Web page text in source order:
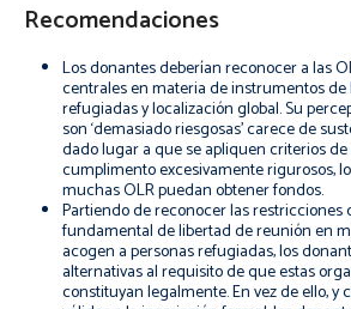
Recomendaciones
Los donantes deberían reconocer a las
centrales en materia de instrumentos
refugiadas y localización global. Su
son ‘demasiado riesgosas’ carece de
dado lugar a que se apliquen criterios
cumplimento excesivamente rigurosos,
muchas OLR puedan obtener fondos.
Partiendo de reconocer las
fundamental de libertad de reunión en
acogen a personas refugiadas, los
alternativas al requisito de que estas
constituyan legalmente. En vez de ello, y